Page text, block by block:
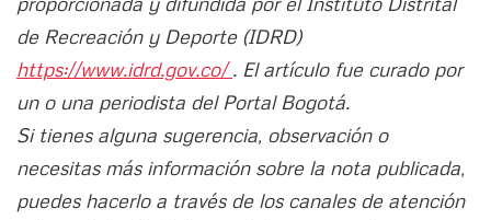
de Recreación y Deporte (IDRD)
https://www.idrd.gov.co/. El artículo fue curado por
un o una periodista del Portal Bogotá.
Si tienes alguna sugerencia, observación o
necesitas más información sobre la nota publicada,
puedes hacerlo a través de los canales de atención